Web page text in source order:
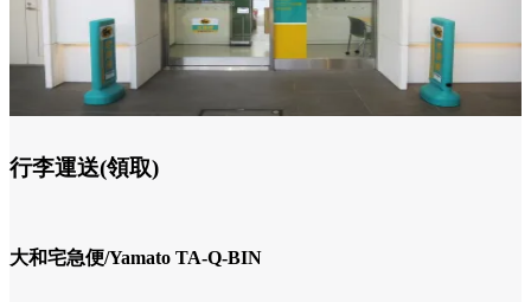
行李運送(領取)
大和宅急便/Yamato TA-Q-BIN